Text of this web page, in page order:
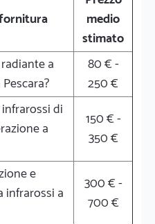
medio
stimato
a
80 € -
250 €
di
a
150 € -
350 €
e
infrarossi a
300 € -
700 €